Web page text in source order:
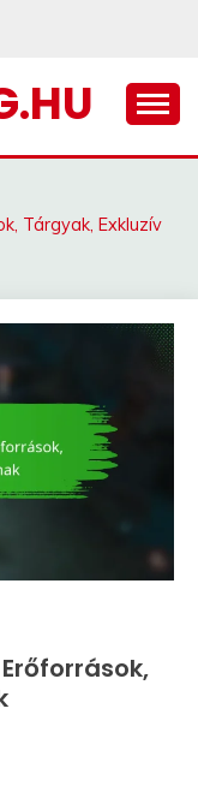
Tárgyak, Exkluzív